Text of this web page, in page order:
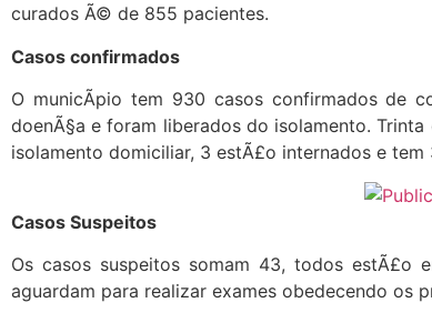
curados Ã© de 855 pacientes.
Casos confirmados
O municÃ­pio tem 930 casos confirmados de
doenÃ§a e foram liberados do isolamento.
isolamento domiciliar, 3 estÃ£o internados e
Casos Suspeitos
Os casos suspeitos somam 43, todos estÃ£o
aguardam para realizar exames obedecendo os